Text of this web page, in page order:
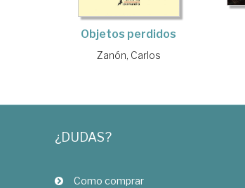
Objetos perdidos
Zanón, Carlos
¿DUDAS?
Como comprar